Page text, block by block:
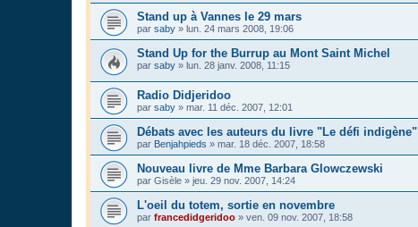
Stand up à Vannes le 29 mars
par saby » lun. 24 mars 2008, 19:06
Stand Up for the Burrup au Mont Saint Michel
par saby » lun. 28 janv. 2008, 11:15
Radio Didjeridoo
par saby » mar. 11 déc. 2007, 12:01
Débats avec les auteurs du livre "Le défi indigène"
par Benjahpieds » mar. 18 déc. 2007, 18:58
Nouveau livre de Mme Barbara Glowczewski
par Gisèle » jeu. 29 nov. 2007, 14:24
L'oeil du totem, sortie en novembre
par francedidgeridoo » ven. 09 nov. 2007, 18:58